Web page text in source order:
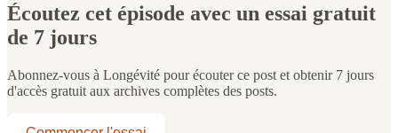
Écoutez cet épisode avec un essai gratuit
de 7 jours
Abonnez-vous à Longévité pour écouter ce post et obtenir 7 jours
d'accès gratuit aux archives complètes des posts.